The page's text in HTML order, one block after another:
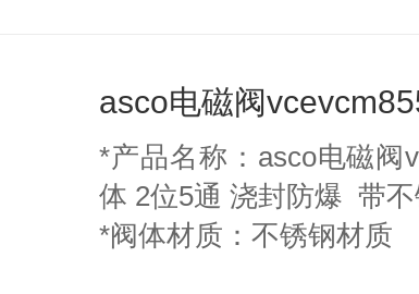
asco电磁阀
*产品名称：asco电磁阀
体 2位5通 浇封防爆 带
*阀体材质：不锈钢材质